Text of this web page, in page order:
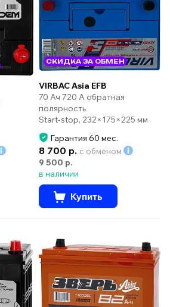
СКИДКА ЗА ОБМЕН
VIRBAC Asia EFB
70 Ач 720 А обратная
полярность
Start-stop, 232×175×225 мм
Гарантия 60 мес.
8 700 р. с обменом
9 500 р.
в наличии
Купить